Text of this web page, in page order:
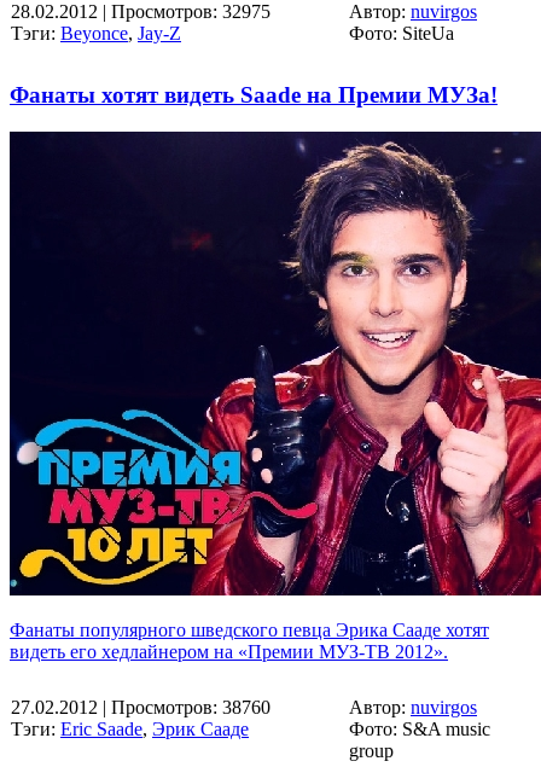
28.02.2012 | Просмотров: 32975
Тэги: Beyonce, Jay-Z
Автор: nuvirgos
Фото: SiteUa
Фанаты хотят видеть Saade на Премии МУЗа!
Фанаты популярного шведского певца Эрика Сааде хотят
видеть его хедлайнером на «Премии МУЗ-ТВ 2012».
27.02.2012 | Просмотров: 38760
Тэги: Eric Saade, Эрик Сааде
Автор: nuvirgos
Фото: S&A music
group